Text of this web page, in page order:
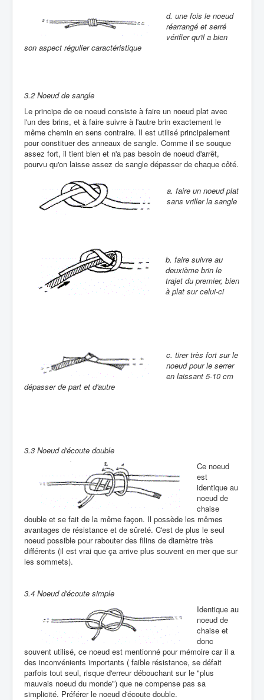
d. une fois le noeud
réarrangé et serré
vérifier qu'il a bien
son aspect régulier caractéristique
3.2 Noeud de sangle
Le principe de ce noeud consiste à faire un noeud plat avec
l'un des brins, et à faire suivre à l'autre brin exactement le
même chemin en sens contraire. Il est utilisé principalement
pour constituer des anneaux de sangle. Comme il se souque
assez fort, il tient bien et n'a pas besoin de noeud d'arrêt,
pourvu qu'on laisse assez de sangle dépasser de chaque côté.
a. faire un noeud plat
sans vriller la sangle
b. faire suivre au
deuxième brin le
trajet du premier, bien
à plat sur celui-ci
c. tirer très fort sur le
noeud pour le serrer
en laissant 5-10 cm
dépasser de part et d'autre
3.3 Noeud d'écoute double
Ce noeud
est
identique au
noeud de
chaise
double et se fait de la même façon. Il possède les mêmes
avantages de résistance et de sûreté. C'est de plus le seul
noeud possible pour rabouter des filins de diamètre très
différents (il est vrai que ça arrive plus souvent en mer que sur
les sommets).
3.4 Noeud d'écoute simple
Identique au
noeud de
chaise et
donc
souvent utilisé, ce noeud est mentionné pour mémoire car il a
des inconvénients importants ( faible résistance, se défait
parfois tout seul, risque d'erreur débouchant sur le "plus
mauvais noeud du monde") que ne compense pas sa
simplicité. Préférer le noeud d'écoute double.